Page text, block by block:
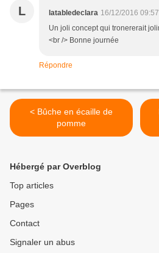
L latabledeclara 16/12/2016 09:57
Un joli concept qui tronererait
<br /> Bonne journée
Répondre
< Bûche en écaille de
pomme
Hébergé par Overblog
Top articles
Pages
Contact
Signaler un abus